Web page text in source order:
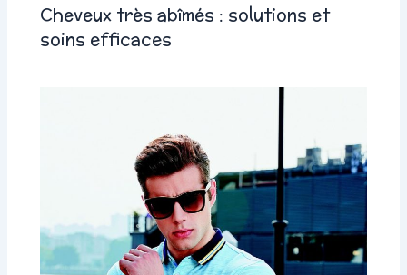
Cheveux très abîmés : solutions et
soins efficaces